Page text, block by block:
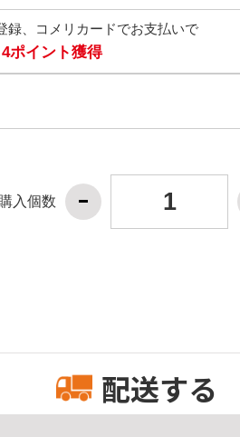
録、コメリカードでお支払いで
4ポイント獲得
購入個数
配送する